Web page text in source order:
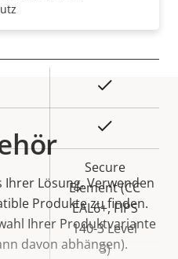
Eigentumswert
Secure
Element (CC
EAL6+, FIPS
140-3 Level
3)
Ihrer Lösung. Verwenden
Produkte zu finden.
Ihrer Produktvariante
davon abhängen).